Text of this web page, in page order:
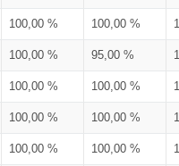
100,00 % 100,00 %
100,00 % 95,00 %
100,00 % 100,00 %
100,00 % 100,00 %
100,00 % 100,00 %